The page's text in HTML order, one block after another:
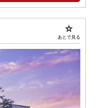
あとで見る